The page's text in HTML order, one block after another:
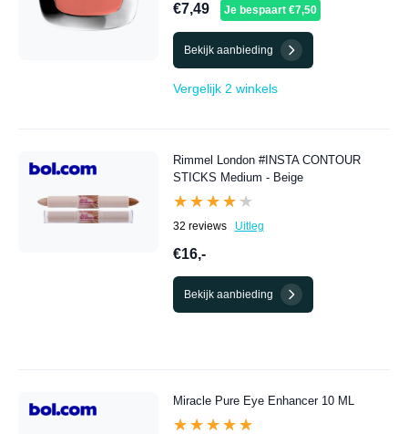
€7,49
Je bespaart €7,50
Bekijk aanbieding
Vergelijk 2 winkels
Rimmel London #INSTA CONTOUR
STICKS Medium - Beige
★★★★★
★★★★★
32 reviews Uitleg
€16,-
Bekijk aanbieding
Miracle Pure Eye Enhancer 10 ML
★★★★★
★★★★★